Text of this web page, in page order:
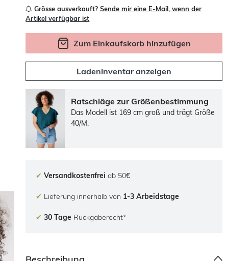
Grösse ausverkauft?Sende mir eine E-Mail, wenn der
Artikel verfügbar ist
Zum Einkaufskorb hinzufügen
Ladeninventar anzeigen
Ratschläge zur Größenbestimmung
Das Modell ist 169 cm groß und trägt Größe
40/M.
✔ Versandkostenfrei ab 50€
✔ Lieferung innerhalb von 1-3 Arbeidstage
✔ 30 Tage Rückgaberecht*